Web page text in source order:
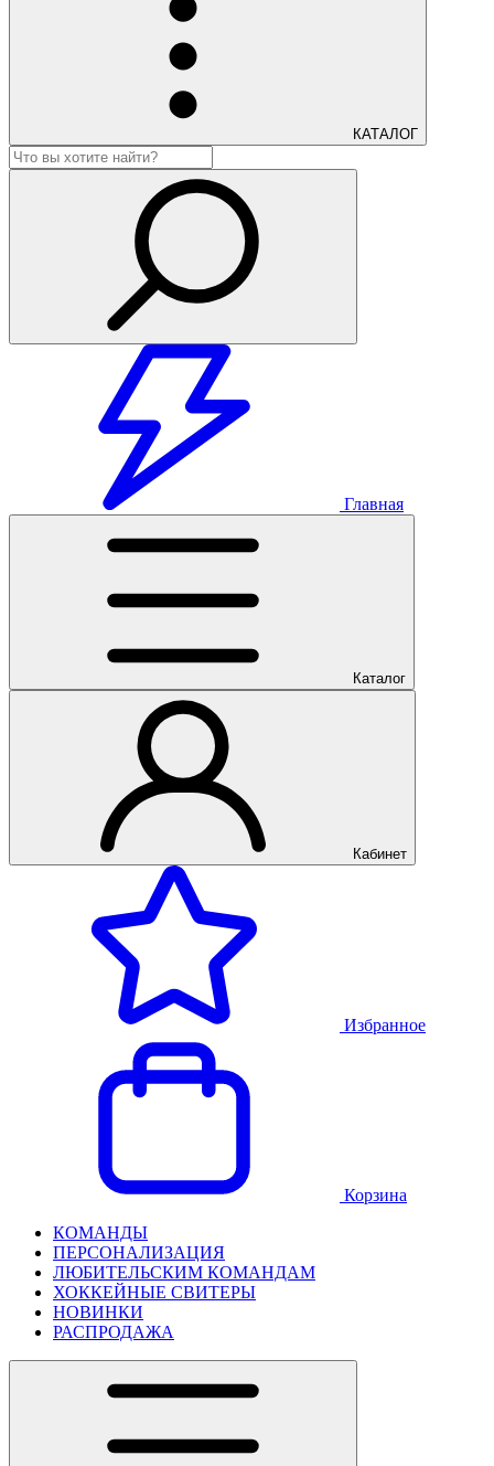
КАТАЛОГ
Главная
Каталог
Кабинет
Избранное
Корзина
КОМАНДЫ
ПЕРСОНАЛИЗАЦИЯ
ЛЮБИТЕЛЬСКИМ КОМАНДАМ
ХОККЕЙНЫЕ СВИТЕРЫ
НОВИНКИ
РАСПРОДАЖА